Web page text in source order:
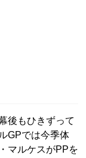
後もひきずって
GPでは今季体
マルケスがPPを